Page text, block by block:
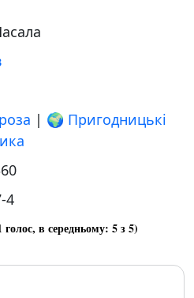
| 🌍 Пригодницькі
4
голос, в середньому: 5з 5)